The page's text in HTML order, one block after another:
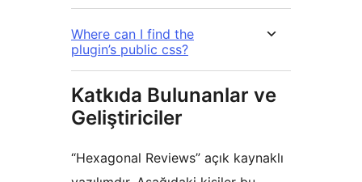
Where can I find the
plugin’s public css?
Katkıda Bulunanlar ve
Geliştiriciler
“Hexagonal Reviews” açık kaynaklı